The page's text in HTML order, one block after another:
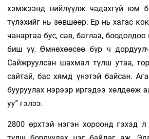
хэмжээнд нийлүүлж чадахгүй юм
түлэхийг нь зөвшөөр. Ер нь хагас
чанартаа бус, сав, баглаа,
биш үү. Өмнөхөөсөө бүр ч
Сайжруулсан шахмал түлш утаа,
сайтай, бас хямд үнэтэй байсан.
бууруулах нэрээр иргэдээ хөлдөөж
уу” гэлээ.
2800 өрхтэй нэгэн хороонд гэхэд